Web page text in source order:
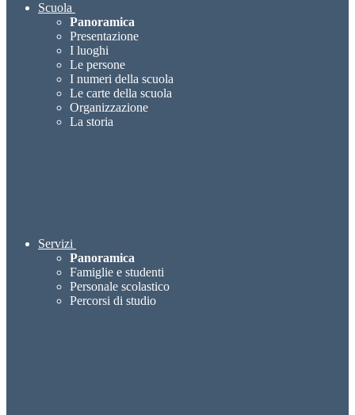
Scuola
Panoramica
Presentazione
I luoghi
Le persone
I numeri della scuola
Le carte della scuola
Organizzazione
La storia
Servizi
Panoramica
Famiglie e studenti
Personale scolastico
Percorsi di studio